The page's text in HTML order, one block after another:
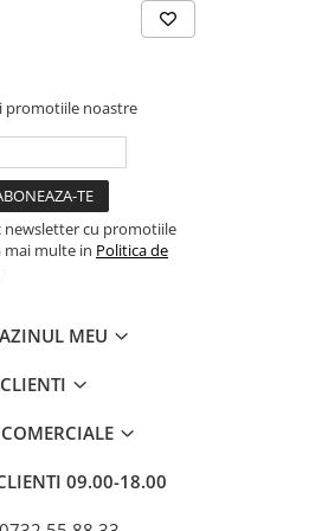
alaturi de o abordare
promotiile noastre
newsletter cu promotiile
mai multe in Politica de
MEU
CLIENTI
09.00-18.00